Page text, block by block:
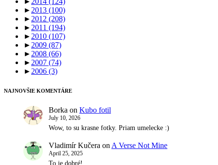
► 2013 (100)
► 2012 (208)
► 2011 (194)
► 2010 (107)
► 2009 (87)
► 2008 (66)
► 2007 (74)
► 2006 (3)
NAJNOVŠIE KOMENTÁRE
Borka on Kubo fotil
July 10, 2026
Wow, to su krasne fotky. Priam umelecke :)
Vladimír Kučera on A Verse Not Mine
April 25, 2025
To je dobré!